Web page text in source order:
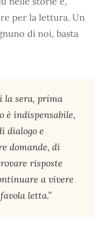
per la lettura. Un
di noi, basta
la sera, prima
è indispensabile,
dialogo e
domande, di
risposte
a vivere
letta.”